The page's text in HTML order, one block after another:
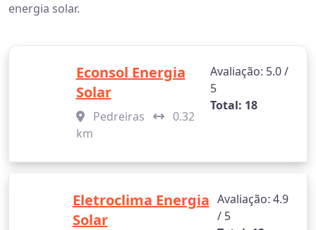
energia solar.
Econsol Energia
Solar
Pedreiras
0.32
km
Avaliação: 5.0 /
5
Total: 18
Eletroclima Energia
Solar
Avaliação: 4.9
/ 5